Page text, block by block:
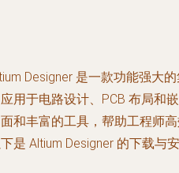
Designer 是一款功能强大
用于电路设计、PCB 布局和
和丰富的工具，帮助工程师
是 Altium Designer 的下载与